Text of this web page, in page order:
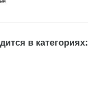
в категориях: